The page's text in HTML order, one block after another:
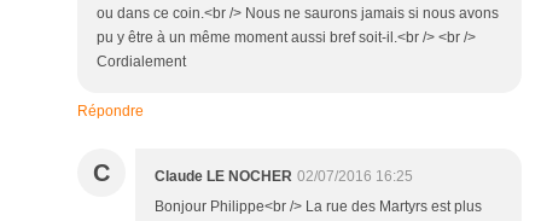
ou dans ce coin.<br /> Nous ne saurons jamais si nous avons
pu y être à un même moment aussi bref soit-il.<br /> <br />
Cordialement
Répondre
C Claude LE NOCHER 02/07/2016 16:25
Bonjour Philippe<br /> La rue des Martyrs est plus